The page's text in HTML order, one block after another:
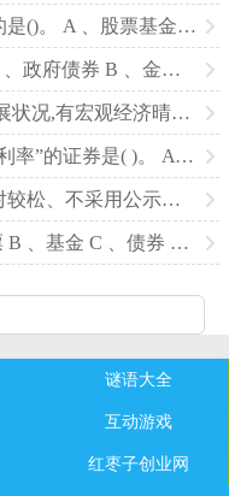
下列有关股票基金表述中，不正确的是()。 A 、股票基金的投资目标侧重于追求资本利得和长期资本增值 B 、股票基金的
下列债券中信用风险最小的是()。 A 、政府债券 B 、金融债券 C 、公司债券 D 、企业债券 【正确答案：
相对而言,很大程度能够反映经济发展状况,有宏观经济晴雨表之称的是( )。 A 、创业板市场 B 、中小企业板块 C
相对应的证券收益率被称为“无风险利率”的证券是( )。 A 、政府债券 B 、政府机构债券 C 、中央政府债券
向特定的投资者发行、审查条件相对较松、不采用公示制度的证券是()。 A 、公募证券 B 、私募证券 C 、上市证券
信用风险是()的主要风险。 A 、股票 B 、基金 C 、债券 D 、金融衍生工具 【正确答案：C】 考察信
谜语大全
互动游戏
红枣子创业网